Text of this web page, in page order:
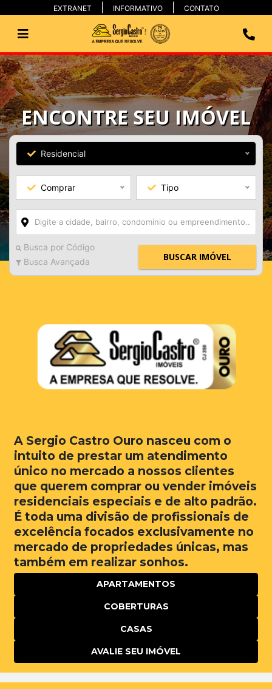
EXTRANET INFORMATIVO CONTATO
ENCONTRE SEU IMÓVEL
Residencial
Comprar Tipo
Busca por Código
Busca Avançada
BUSCAR IMÓVEL
A Sergio Castro Ouro nasceu com o
intuito de prestar um atendimento
único no mercado a nossos clientes
que querem comprar ou vender imóveis
residenciais especiais e de alto padrão.
É toda uma divisão de profissionais de
excelência focados exclusivamente no
mercado de propriedades únicas, mas
também em realizar sonhos.
APARTAMENTOS
COBERTURAS
CASAS
AVALIE SEU IMÓVEL